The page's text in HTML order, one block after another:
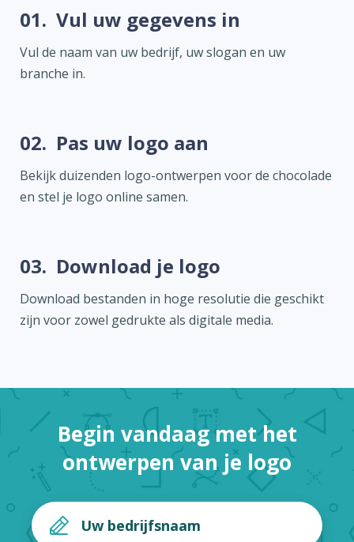
01. Vul uw gegevens in
Vul de naam van uw bedrijf, uw slogan en uw
branche in.
02. Pas uw logo aan
Bekijk duizenden logo-ontwerpen voor de chocolade
en stel je logo online samen.
03. Download je logo
Download bestanden in hoge resolutie die geschikt
zijn voor zowel gedrukte als digitale media.
Begin vandaag met het
ontwerpen van je logo